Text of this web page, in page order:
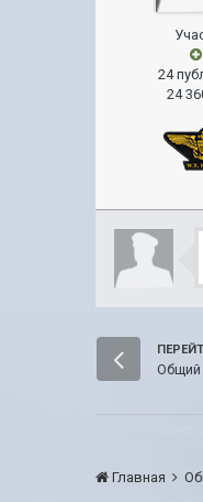
24
24
Общий
Главная